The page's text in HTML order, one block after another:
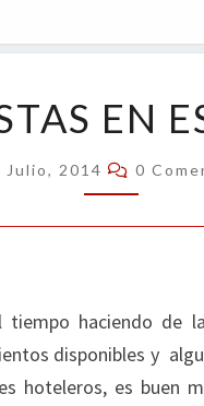
EN
EN
Julio, 2014 0
tiempo haciendo de
disponibles y
hoteleros, es buen